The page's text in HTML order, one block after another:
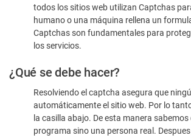
humano
todos los sitios web utilizan Captchas
humano o una máquina rellena un
Captchas son fundamentales para
los servicios.
¿Qué se debe hacer?
Resolviendo el captcha asegura que
automáticamente el sitio web. Por lo
la casilla abajo. De esta manera sabemos
programa sino una persona real.